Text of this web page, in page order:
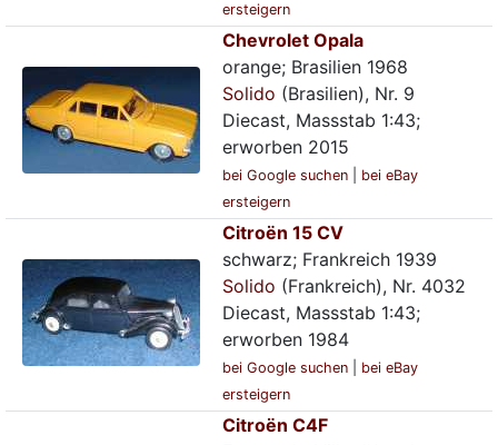
ersteigern
Chevrolet Opala
orange; Brasilien 1968
Solido (Brasilien), Nr. 9
Diecast, Massstab 1:43;
erworben 2015
bei Google suchen
bei eBay
ersteigern
Citroën 15 CV
schwarz; Frankreich 1939
Solido (Frankreich), Nr. 4032
Diecast, Massstab 1:43;
erworben 1984
bei Google suchen
bei eBay
ersteigern
Citroën C4F